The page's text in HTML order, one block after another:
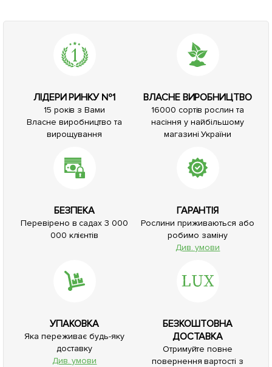
ЛІДЕРИ РИНКУ №1
15 років з Вами
Власне виробництво та
вирощування
ВЛАСНЕ ВИРОБНИЦТВО
16000 сортів рослин та
насіння у найбільшому
магазині України
БЕЗПЕКА
Перевірено в садах 3 000
000 клієнтів
ГАРАНТІЯ
Рослини приживаються або
робимо заміну
Див. умови
УПАКОВКА
Яка переживає будь-яку
доставку
Див. умови
БЕЗКОШТОВНА
ДОСТАВКА
Отримуйте повне
повернення вартості з